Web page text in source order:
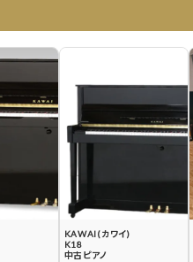
送料について
保証サービス
中古ピアノの状態につい
KAWAI(カワイ)
K18
中古ピアノ